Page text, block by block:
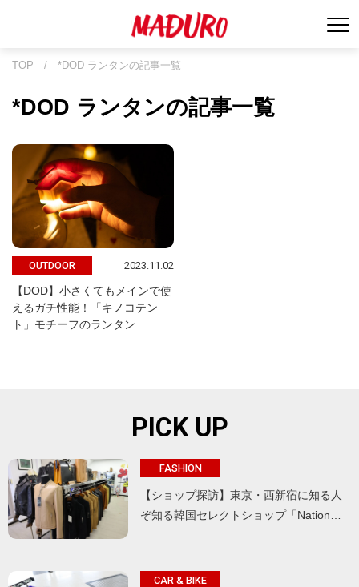
TOP / *DOD ランタンの記事一覧
*DOD ランタンの記事一覧
OUTDOOR 2023.11.02
【DOD】小さくてもメインで使
えるガチ性能！「キノコテン
ト」モチーフのランタン
PICK UP
FASHION
【ショップ探訪】東京・西新宿に知る人
ぞ知る韓国セレクトショップ「Nation…
CAR & BIKE